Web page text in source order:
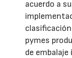
acuerdo a
pymes
de